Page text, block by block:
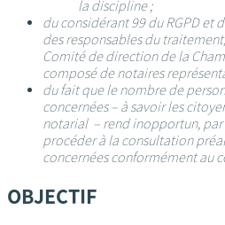
la discipline ;
du considérant 99 du RGPD et
des responsables du
Comité de direction de la
composé de notaires
du fait que le nombre de
concernées – à savoir les
notarial – rend inopportun,
procéder à la consultation
concernées conformément au
OBJECTIF